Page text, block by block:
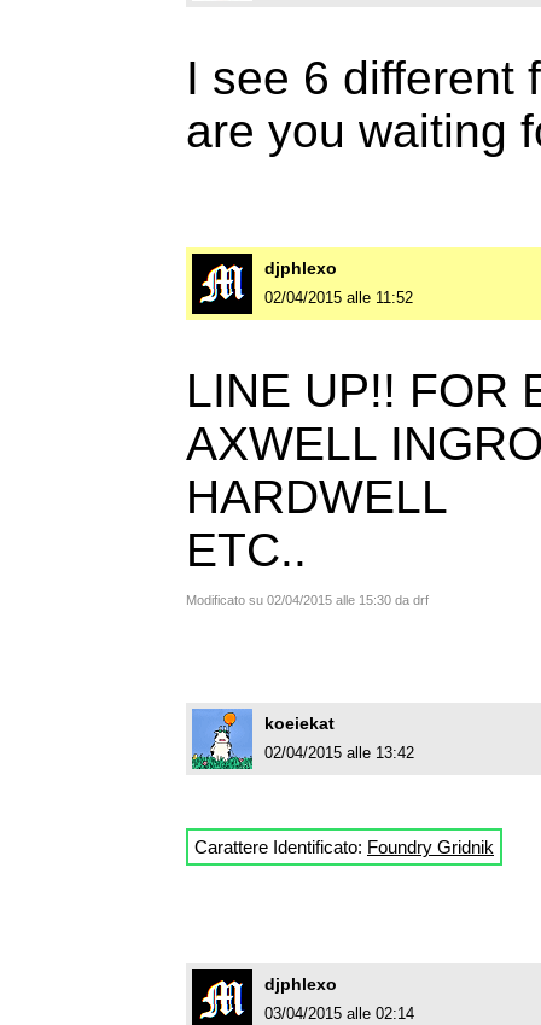
I see 6 different
are you waiting
djphlexo
02/04/2015 alle 11:52
LINE UP!! FOR
AXWELL
HARDWELL
ETC..
Modificato su 02/04/2015 alle 15:30 da drf
koeiekat
02/04/2015 alle 13:42
Carattere Identificato: Foundry Gridnik
djphlexo
03/04/2015 alle 02:14